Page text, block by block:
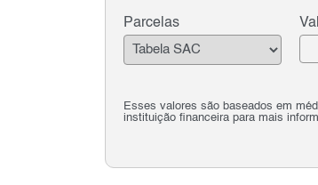
Parcelas
Esses valores são baseados em
instituição financeira para mais